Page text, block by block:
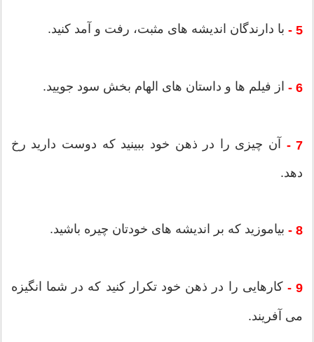
5 - با دارندگان اندیشه های مثبت، رفت و آمد کنید.
6 - از فیلم ها و داستان های الهام بخش سود جویید.
7 - آن چیزی را در ذهن خود ببینید که دوست دارید رخ
دهد.
8 - بیاموزید که بر اندیشه های خودتان چیره باشید.
9 - کارهایی را در ذهن خود تکرار کنید که در شما انگیزه
می آفریند.